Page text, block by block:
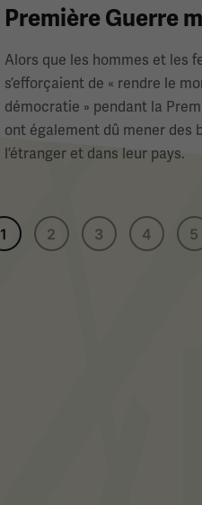
Première Guerre
Alors que les hommes et les
s’efforçaient de « rendre le
démocratie » pendant la
ont également dû mener des
l’étranger et dans leur pays.
1 2 3 4 5